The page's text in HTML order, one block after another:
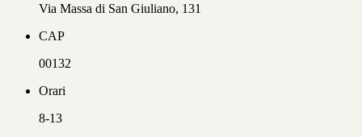
Via Massa di San Giuliano, 131
CAP
00132
Orari
8-13